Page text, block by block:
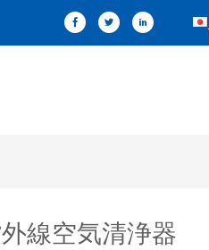
線空気清浄器